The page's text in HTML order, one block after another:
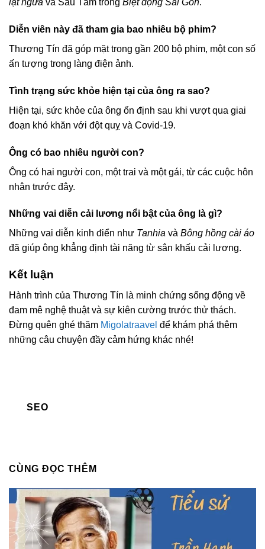
lật ngửa và Sáu Tâm trong Biệt động Sài Gòn.
Diễn viên này đã tham gia bao nhiêu bộ phim?
Thương Tín đã góp mặt trong gần 200 bộ phim, một con số
ấn tượng trong làng điện ảnh.
Tình trạng sức khỏe hiện tại của ông ra sao?
Hiện tại, sức khỏe của ông ổn định sau khi vượt qua giai
đoạn khó khăn với đột quỵ và Covid-19.
Ông có bao nhiêu người con?
Ông có hai người con, một trai và một gái, từ các cuộc hôn
nhân trước đây.
Những vai diễn cải lương nổi bật của ông là gì?
Những vai diễn kinh điển như Tanhia và Bông hồng cài áo
đã giúp ông khẳng định tài năng từ sân khấu cải lương.
Kết luận
Hành trình của Thương Tín là minh chứng sống động về
đam mê nghệ thuật và sự kiên cường trước thử thách.
Đừng quên ghé thăm Migolatraavel để khám phá thêm
những câu chuyện đầy cảm hứng khác nhé!
SEO
CÙNG ĐỌC THÊM